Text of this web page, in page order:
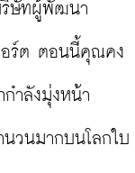
ษัทผู้พัฒนา
อร์ต ตอนนี้คุณคง
กำลังมุ่งหน้า
วนมากบนโลกใบ